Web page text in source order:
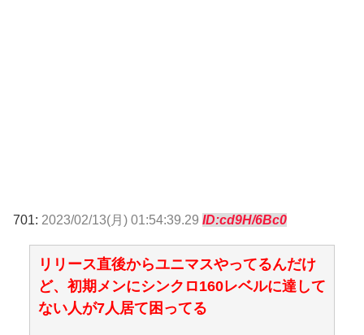
701: 2023/02/13(月) 01:54:39.29 ID:cd9H/6Bc0
リリース直後からユニマスやってるんだけ
ど、初期メンにシンクロ160レベルに達して
ない人が7人居て困ってる